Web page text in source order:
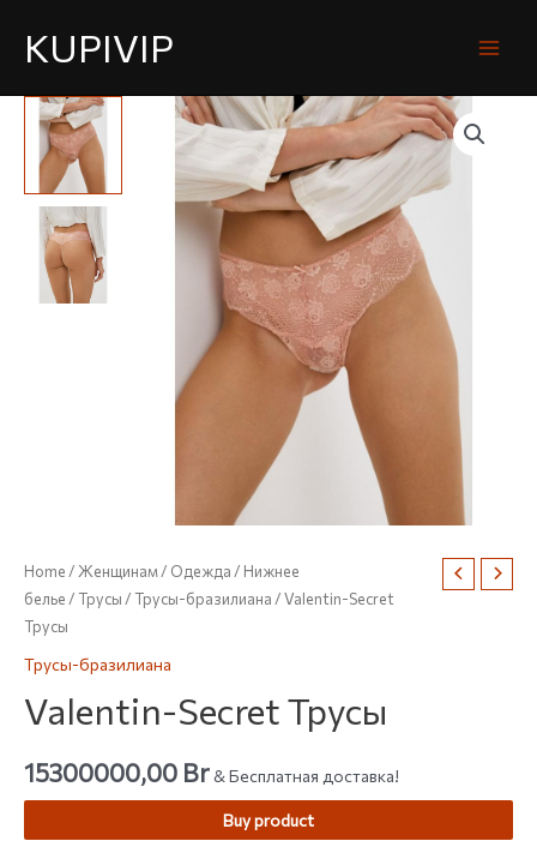
KUPIVIP
Home/Женщинам/ Одежда/ Нижнее
белье/Трусы/Трусы-бразилиана/ Valentin-Secret
Трусы
Трусы-бразилиана
Valentin-Secret Трусы
15300000,00 Br& Бесплатная доставка!
Buy product